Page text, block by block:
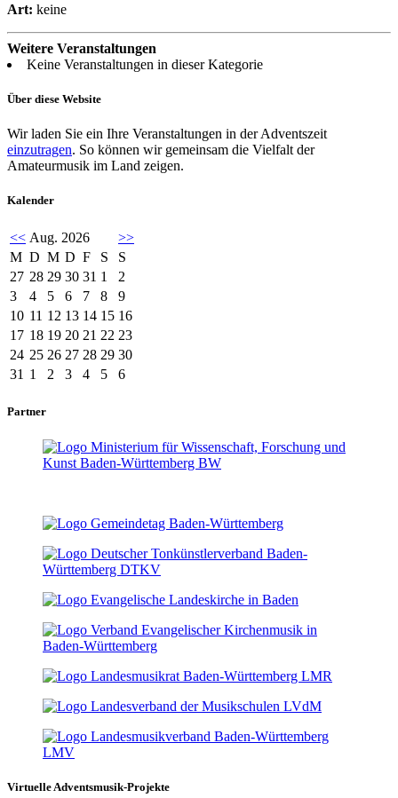
Art: keine
Weitere Veranstaltungen
Keine Veranstaltungen in dieser Kategorie
Über diese Website
Wir laden Sie ein Ihre Veranstaltungen in der Adventszeit
einzutragen. So können wir gemeinsam die Vielfalt der
Amateurmusik im Land zeigen.
Kalender
<< Aug. 2026
>>
M D M D F S
S
27 28 29 30 31 1
2
3
4 5 6 7 8
9
10 11 12 13 14 15 16
17 18 19 20 21 22 23
24 25 26 27 28 29 30
31 1 2 3 4 5 6
Partner
Virtuelle Adventsmusik-Projekte